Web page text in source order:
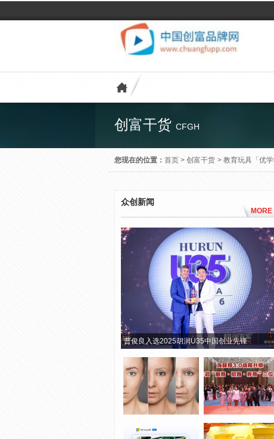
创富干货 CFGH
您现在的位置： 首页 > 创富干货 > 教育玩具「优
众创新闻
MORE
曹俊良入选2025胡润U35中国创业先锋